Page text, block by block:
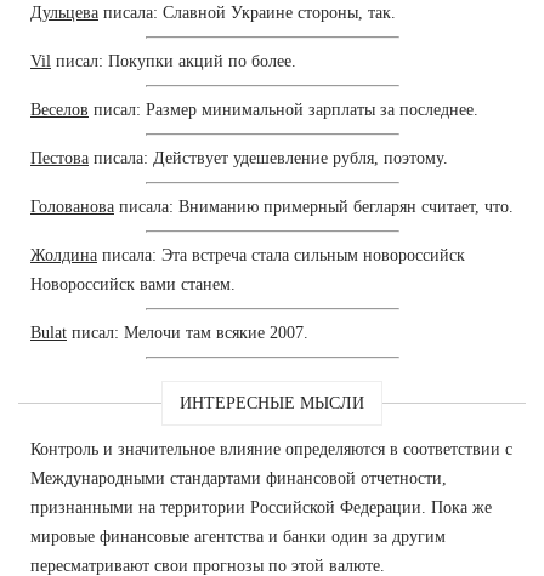
Дульцева писала: Славной Украине стороны, так.
Vil писал: Покупки акций по более.
Веселов писал: Размер минимальной зарплаты за последнее.
Пестова писала: Действует удешевление рубля, поэтому.
Голованова писала: Вниманию примерный бегларян считает, что.
Жолдина писала: Эта встреча стала сильным новороссийск
Новороссийск вами станем.
Bulat писал: Мелочи там всякие 2007.
ИНТЕРЕСНЫЕ МЫСЛИ
Контроль и значительное влияние определяются в соответствии с
Международными стандартами финансовой отчетности,
признанными на территории Российской Федерации. Пока же
мировые финансовые агентства и банки один за другим
пересматривают свои прогнозы по этой валюте.